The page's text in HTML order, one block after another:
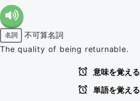
名詞
不可算名詞
The quality of being returnable.
意味を覚える
単語を覚える